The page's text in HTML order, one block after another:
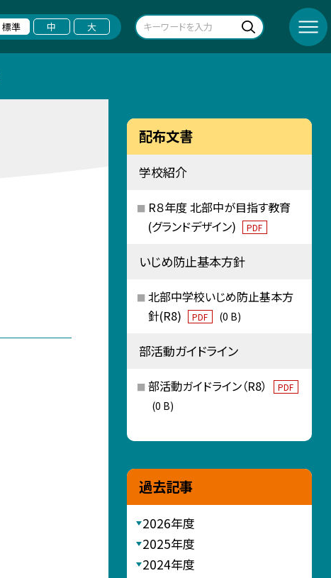
標準 中 大
配布文書
学校紹介
R８年度 北部中が目指す教育
(グランドデザイン)
PDF
いじめ防止基本方針
北部中学校いじめ防止基本方
針(R8)
PDF (0 B)
部活動ガイドライン
部活動ガイドライン（R8） PDF
(0 B)
過去記事
2026年度
2025年度
2024年度